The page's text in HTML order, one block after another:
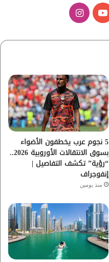
ي
و
ب
ت
ق
ر
م
5 نجوم عرب يخطفون الأضواء
بسوق الانتقالات الأوروبية 2026..
“رؤية” تكشف التفاصيل |
إنفوجراف
منذ يومين